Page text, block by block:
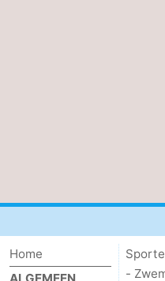
Home
ALGEMEEN
-